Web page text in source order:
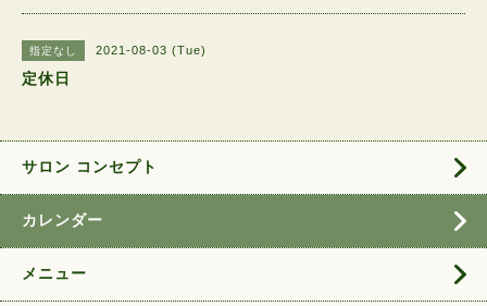
指定なし 2021-08-03 (Tue)
定休日
サロン コンセプト
カレンダー
メニュー